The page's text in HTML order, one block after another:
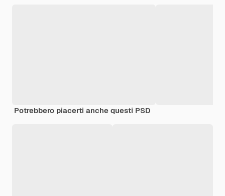
Potrebbero piacerti anche questi PSD